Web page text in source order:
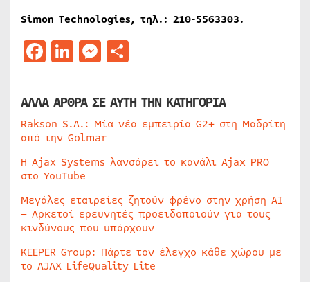
Simon Technologies, τηλ.: 210-5563303.
Facebook
LinkedIn
Messenger
ΑΛΛΑ ΑΡΘΡΑ ΣΕ ΑΥΤΗ ΤΗΝ ΚΑΤΗΓΟΡΙΑ
Rakson S.A.: Μία νέα εμπειρία G2+ στη Μαδρίτη
από την Golmar
Η Ajax Systems λανσάρει το κανάλι Ajax PRO
στο YouTube
Μεγάλες εταιρείες ζητούν φρένο στην χρήση AI
– Αρκετοί ερευνητές προειδοποιούν για τους
κινδύνους που υπάρχουν
KEEPER Group: Πάρτε τον έλεγχο κάθε χώρου με
το AJAX LifeQuality Lite